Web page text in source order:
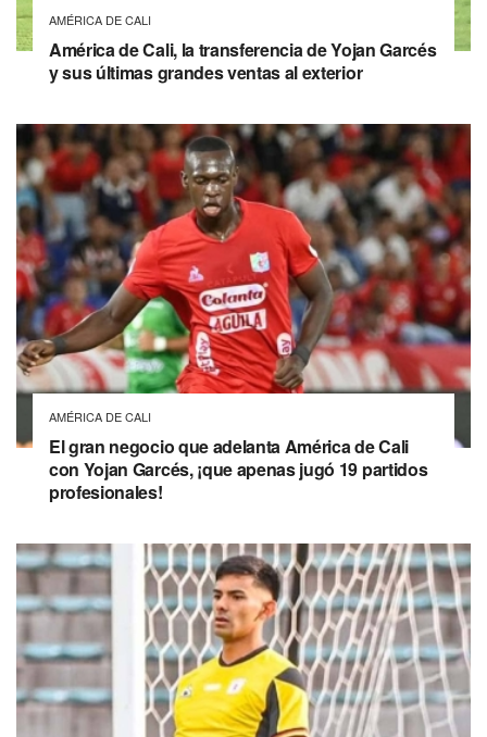
AMÉRICA DE CALI
América de Cali, la transferencia de Yojan Garcés
y sus últimas grandes ventas al exterior
AMÉRICA DE CALI
El gran negocio que adelanta América de Cali
con Yojan Garcés, ¡que apenas jugó 19 partidos
profesionales!